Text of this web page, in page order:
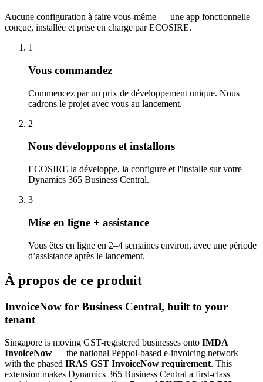
Aucune configuration à faire vous-même — une app fonctionnelle
conçue, installée et prise en charge par ECOSIRE.
1
Vous commandez
Commencez par un prix de développement unique. Nous
cadrons le projet avec vous au lancement.
2
Nous développons et installons
ECOSIRE la développe, la configure et l'installe sur votre
Dynamics 365 Business Central.
3
Mise en ligne + assistance
Vous êtes en ligne en 2–4 semaines environ, avec une période
d’assistance après le lancement.
À propos de ce produit
InvoiceNow for Business Central, built to your
tenant
Singapore is moving GST-registered businesses onto IMDA
InvoiceNow — the national Peppol-based e-invoicing network —
with the phased IRAS GST InvoiceNow requirement. This
extension makes Dynamics 365 Business Central a first-class